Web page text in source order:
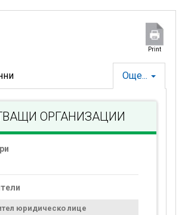
Print
Още...
ОРГАНИЗАЦИИ
юридическо лице